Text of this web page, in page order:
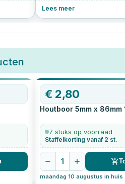
je
(2–3
nette,
de plaatsing van de
Lees meer
€ 2,80
Houtboor 5mm x 86mm
7 stuks op voorraad
Staffelkorting vanaf 2 st.
1
maandag 10 augustus in huis